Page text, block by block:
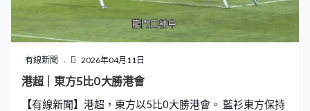
有線新聞 2026年04月11日
港超｜東方5比0大勝港會
【有線新聞】港超，東方以5比0大勝港會。 藍衫東方保持